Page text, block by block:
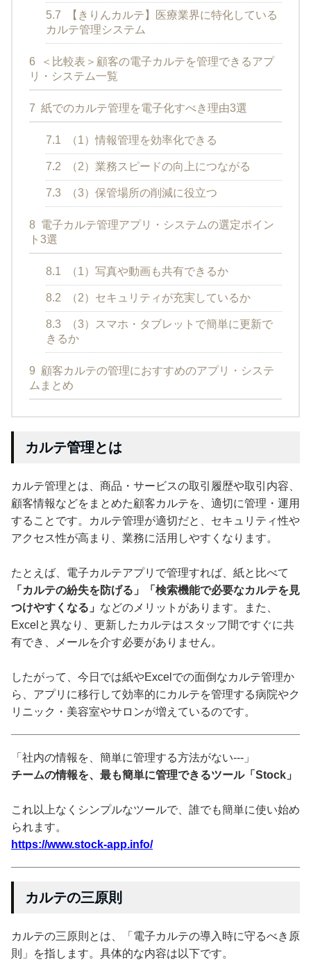
5.7
【きりんカルテ】医療業界に特化している
カルテ管理システム
6
＜比較表＞顧客の電子カルテを管理できるアプ
リ・システム一覧
7 紙でのカルテ管理を電子化すべき理由3選
7.1 （1）情報管理を効率化できる
7.2 （2）業務スピードの向上につながる
7.3 （3）保管場所の削減に役立つ
8 電子カルテ管理アプリ・システムの選定ポイン
ト3選
8.1 （1）写真や動画も共有できるか
8.2 （2）セキュリティが充実しているか
8.3
（3）スマホ・タブレットで簡単に更新で
きるか
9 顧客カルテの管理におすすめのアプリ・システ
ムまとめ
カルテ管理とは
カルテ管理とは、商品・サービスの取引履歴や取引内容、
顧客情報などをまとめた顧客カルテを、適切に管理・運用
することです。カルテ管理が適切だと、セキュリティ性や
アクセス性が高まり、業務に活用しやすくなります。
たとえば、電子カルテアプリで管理すれば、紙と比べて
「カルテの紛失を防げる」「検索機能で必要なカルテを見
つけやすくなる」 などのメリットがあります。また、
Excelと異なり、更新したカルテはスタッフ間ですぐに共
有でき、メールを介す必要がありません。
したがって、今日では紙やExcelでの面倒なカルテ管理か
ら、アプリに移行して効率的にカルテを管理する病院やク
リニック・美容室やサロンが増えているのです。
「社内の情報を、簡単に管理する方法がない---」
チームの情報を、最も簡単に管理できるツール「Stock」
これ以上なくシンプルなツールで、誰でも簡単に使い始め
られます。
https://www.stock-app.info/
カルテの三原則
カルテの三原則とは、「電子カルテの導入時に守るべき原
則」を指します。具体的な内容は以下です。